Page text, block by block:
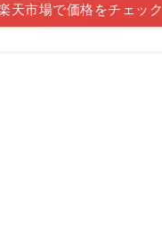
天市場で価格をチェック